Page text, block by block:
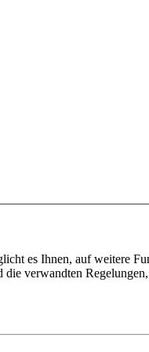
es Ihnen, auf weitere
verwandten